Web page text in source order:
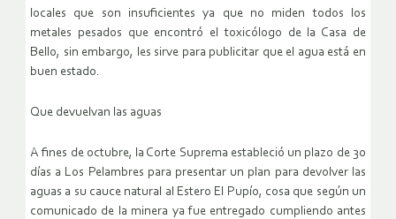
locales que son insuficientes ya que no miden todos los
metales pesados que encontró el toxicólogo de la Casa de
Bello, sin embargo, les sirve para publicitar que el agua está en
buen estado.
Que devuelvan las aguas
A fines de octubre, la Corte Suprema estableció un plazo de 30
días a Los Pelambres para presentar un plan para devolver las
aguas a su cauce natural al Estero El Pupío, cosa que según un
comunicado de la minera ya fue entregado cumpliendo antes